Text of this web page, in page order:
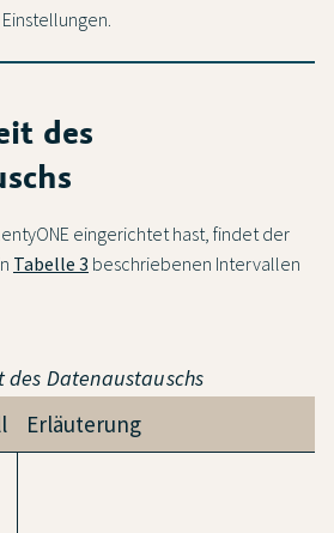
des
eingerichtet hast, findet der
Tabelle 3 beschriebenen Intervallen
Datenaustauschs
Erläuterung